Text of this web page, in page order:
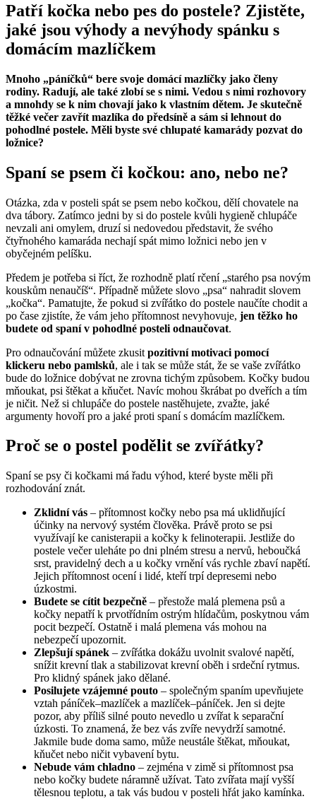
Patří kočka nebo pes do postele? Zjistěte,
jaké jsou výhody a nevýhody spánku s
domácím mazlíčkem
Mnoho „páníčků“ bere svoje domácí mazlíčky jako členy
rodiny. Radují, ale také zlobí se s nimi. Vedou s nimi rozhovory
a mnohdy se k nim chovají jako k vlastním dětem. Je skutečně
těžké večer zavřít mazlíka do předsíně a sám si lehnout do
pohodlné postele. Měli byste své chlupaté kamarády pozvat do
ložnice?
Spaní se psem či kočkou: ano, nebo ne?
Otázka, zda v posteli spát se psem nebo kočkou, dělí chovatele na
dva tábory. Zatímco jedni by si do postele kvůli hygieně chlupáče
nevzali ani omylem, druzí si nedovedou představit, že svého
čtyřnohého kamaráda nechají spát mimo ložnici nebo jen v
obyčejném pelíšku.
Předem je potřeba si říct, že rozhodně platí rčení „starého psa novým
kouskům nenaučíš“. Případně můžete slovo „psa“ nahradit slovem
„kočka“. Pamatujte, že pokud si zvířátko do postele naučíte chodit a
po čase zjistíte, že vám jeho přítomnost nevyhovuje, jen těžko ho
budete od spaní v pohodlné posteli odnaučovat.
Pro odnaučování můžete zkusit pozitivní motivaci pomocí
klickeru nebo pamlsků, ale i tak se může stát, že se vaše zvířátko
bude do ložnice dobývat ne zrovna tichým způsobem. Kočky budou
mňoukat, psi štěkat a kňučet. Navíc mohou škrábat po dveřích a tím
je ničit. Než si chlupáče do postele nastěhujete, zvažte, jaké
argumenty hovoří pro a jaké proti spaní s domácím mazlíčkem.
Proč se o postel podělit se zvířátky?
Spaní se psy či kočkami má řadu výhod, které byste měli při
rozhodování znát.
Zklidní vás – přítomnost kočky nebo psa má uklidňující
účinky na nervový systém člověka. Právě proto se psi
využívají ke canisterapii a kočky k felinoterapii. Jestliže do
postele večer uleháte po dni plném stresu a nervů, heboučká
srst, pravidelný dech a u kočky vrnění vás rychle zbaví napětí.
Jejich přítomnost ocení i lidé, kteří trpí depresemi nebo
úzkostmi.
Budete se cítit bezpečně – přestože malá plemena psů a
kočky nepatří k prvotřídním ostrým hlídačům, poskytnou vám
pocit bezpečí. Ostatně i malá plemena vás mohou na
nebezpečí upozornit.
Zlepšují spánek – zvířátka dokážu uvolnit svalové napětí,
snížit krevní tlak a stabilizovat krevní oběh i srdeční rytmus.
Pro klidný spánek jako dělané.
Posilujete vzájemné pouto – společným spaním upevňujete
vztah páníček–mazlíček a mazlíček–páníček. Jen si dejte
pozor, aby příliš silné pouto nevedlo u zvířat k separační
úzkosti. To znamená, že bez vás zvíře nevydrží samotné.
Jakmile bude doma samo, může neustále štěkat, mňoukat,
kňučet nebo ničit vybavení bytu.
Nebude vám chladno – zejména v zimě si přítomnost psa
nebo kočky budete náramně užívat. Tato zvířata mají vyšší
tělesnou teplotu, a tak vás budou v posteli hřát jako kamínka.